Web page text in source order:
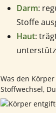
Darm:
Stoffe
Haut:
Was den
Stoffwechsel,